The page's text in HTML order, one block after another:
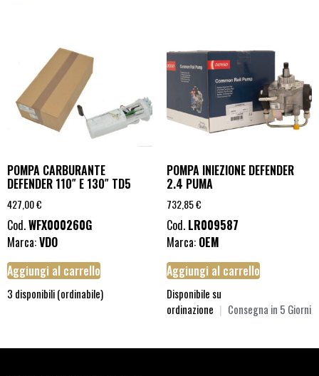
POMPA CARBURANTE
DEFENDER 110″ E 130″ TD5
427,00€
Cod.WFX000260G
Marca:VDO
Aggiungi al carrello
3 disponibili (ordinabile)
POMPA INIEZIONE DEFENDER
2.4 PUMA
732,85€
Cod. LR009587
Marca: OEM
Aggiungi al carrello
Disponibile su
ordinazione | Consegna in 5 Giorni